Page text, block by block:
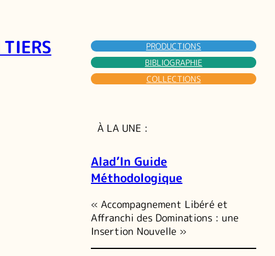
PRODUCTIONS
BIBLIOGRAPHIE
COLLECTIONS
À LA UNE :
Alad’In Guide
Méthodologique
« Accompagnement Libéré et
Affranchi des Dominations : une
Insertion Nouvelle »